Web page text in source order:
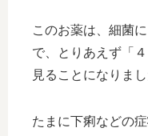
このお薬は、細菌
で、とりあえず「
見ることになりまし
たまに下痢などの